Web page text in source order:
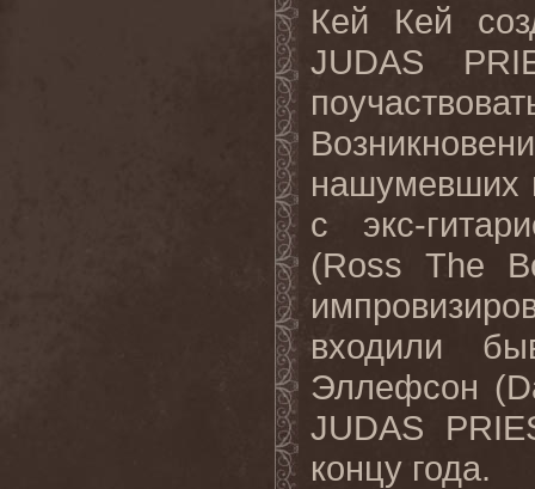
Кей Кей
JUDAS
нашумевших
с экс-
(Ross The
входили
Эллефсон
JUDAS
концу года.